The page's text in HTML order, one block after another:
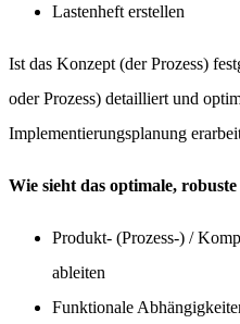
Lastenheft erstellen
Ist das Konzept (der Prozess)
oder Prozess) detailliert und
Implementierungsplanung
Wie sieht das optimale,
Produkt- (Prozess-) /
ableiten
Funktionale